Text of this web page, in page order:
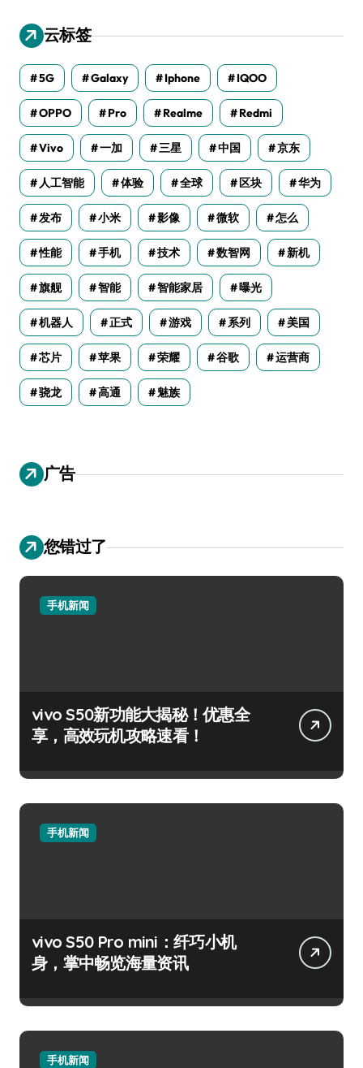
云标签
5G Galaxy Iphone IQOO
OPPO Pro Realme Redmi
Vivo 一加 三星 中国 京东
人工智能 体验 全球 区块 华为
发布 小米 影像 微软 怎么
性能 手机 技术 数智网 新机
旗舰 智能 智能家居 曝光
机器人 正式 游戏 系列 美国
芯片 苹果 荣耀 谷歌 运营商
骁龙 高通 魅族
广告
您错过了
手机新闻
vivo S50新功能大揭秘！优惠全
享，高效玩机攻略速看！
手机新闻
vivo S50 Pro mini：纤巧小机
身，掌中畅览海量资讯
手机新闻